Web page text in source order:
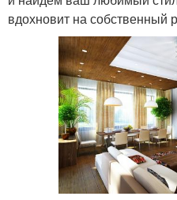
вдохновит на собственный